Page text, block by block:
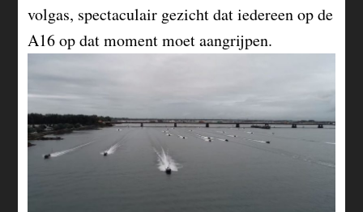
volgas, spectaculair gezicht dat iedereen op de
A16 op dat moment moet aangrijpen.